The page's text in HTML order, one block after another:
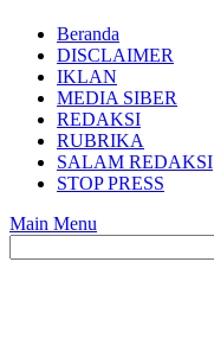
Beranda
DISCLAIMER
IKLAN
MEDIA SIBER
REDAKSI
RUBRIKA
SALAM REDAKSI
STOP PRESS
Main Menu